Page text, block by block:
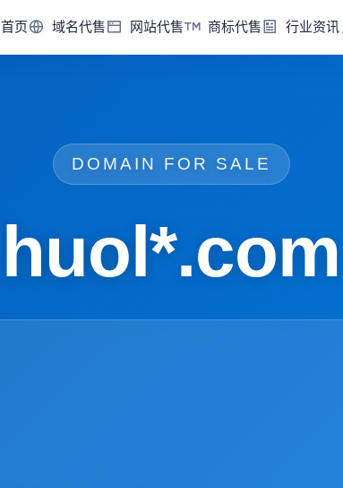
首页 域名代售 网站代售 商标代售 行业资讯
DOMAIN FOR SALE
huol*.com